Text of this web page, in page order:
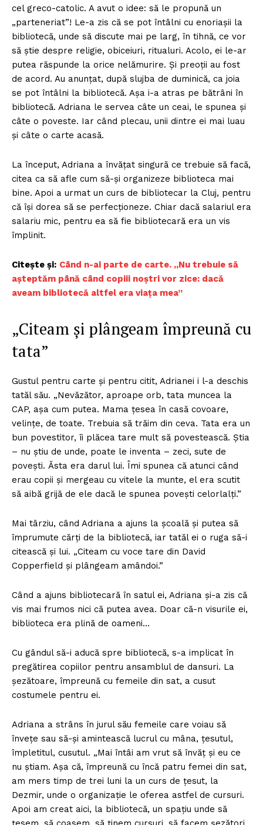
cel greco-catolic. A avut o idee: să le propună un
„parteneriat”! Le-a zis că se pot întâlni cu enoriașii la
bibliotecă, unde să discute mai pe larg, în tihnă, ce vor
să știe despre religie, obiceiuri, ritualuri. Acolo, ei le-ar
putea răspunde la orice nelămurire. Și preoții au fost
de acord. Au anunțat, după slujba de duminică, ca joia
se pot întâlni la bibliotecă. Așa i-a atras pe bătrâni în
bibliotecă. Adriana le servea câte un ceai, le spunea și
câte o poveste. Iar când plecau, unii dintre ei mai luau
și câte o carte acasă.
La început, Adriana a învățat singură ce trebuie să facă,
citea ca să afle cum să-și organizeze biblioteca mai
bine. Apoi a urmat un curs de bibliotecar la Cluj, pentru
că își dorea să se perfecționeze. Chiar dacă salariul era
salariu mic, pentru ea să fie bibliotecară era un vis
împlinit.
Citește și: Când n-ai parte de carte. „Nu trebuie să
așteptăm până când copiii noștri vor zice: dacă
aveam bibliotecă altfel era viața mea”
„Citeam și plângeam împreună cu
tata”
Gustul pentru carte și pentru citit, Adrianei i l-a deschis
tatăl său. „Nevăzător, aproape orb, tata muncea la
CAP, așa cum putea. Mama țesea în casă covoare,
velințe, de toate. Trebuia să trăim din ceva. Tata era un
bun povestitor, îi plăcea tare mult să povestească. Știa
– nu știu de unde, poate le inventa – zeci, sute de
povești. Ăsta era darul lui. Îmi spunea că atunci când
erau copii și mergeau cu vitele la munte, el era scutit
să aibă grijă de ele dacă le spunea povești celorlalți.”
Mai târziu, când Adriana a ajuns la școală și putea să
împrumute cărți de la bibliotecă, iar tatăl ei o ruga să-i
citească și lui. „Citeam cu voce tare din David
Copperfield și plângeam amândoi.”
Când a ajuns bibliotecară în satul ei, Adriana și-a zis că
vis mai frumos nici că putea avea. Doar că-n visurile ei,
biblioteca era plină de oameni…
Cu gândul să-i aducă spre bibliotecă, s-a implicat în
pregătirea copiilor pentru ansamblul de dansuri. La
șezătoare, împreună cu femeile din sat, a cusut
costumele pentru ei.
Adriana a strâns în jurul său femeile care voiau să
învețe sau să-și amintească lucrul cu mâna, țesutul,
împletitul, cusutul. „Mai întâi am vrut să învăț și eu ce
nu știam. Așa că, împreună cu încă patru femei din sat,
am mers timp de trei luni la un curs de țesut, la
Dezmir, unde o organizație le oferea astfel de cursuri.
Apoi am creat aici, la bibliotecă, un spațiu unde să